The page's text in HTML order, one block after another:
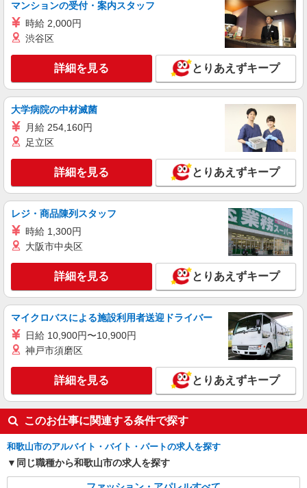
マンションの受付・案内スタッフ
時給 2,000円
渋谷区
詳細を見る とりあえずキープ
大学病院の中材滅菌
月給 254,160円
足立区
詳細を見る とりあえずキープ
レジ・商品陳列スタッフ
時給 1,300円
大阪市中央区
詳細を見る とりあえずキープ
マイクロバスによる施設利用者送迎ドライバー
日給 10,900円〜10,900円
神戸市須磨区
詳細を見る とりあえずキープ
このお仕事に関連する条件で探す
和歌山市のアルバイト・バイト・パートの求人を探す
同じ職種から和歌山市の求人を探す